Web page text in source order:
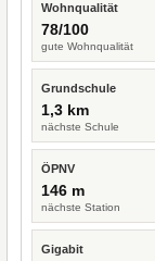
Wohnqualität
78/100
gute Wohnqualität
Grundschule
1,3 km
nächste Schule
ÖPNV
146 m
nächste Station
Gigabit